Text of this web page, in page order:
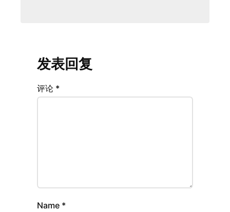
发表回复
评论 *
Name *